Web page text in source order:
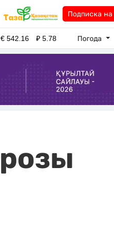
Подписка на
€542.16 ₽5.78 Погода